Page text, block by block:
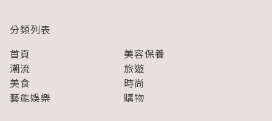
分類列表
首頁
美容保養
潮流
旅遊
美食
時尚
藝能娛樂
購物